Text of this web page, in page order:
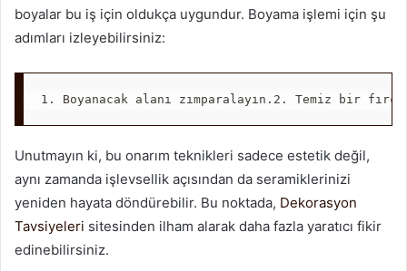
boyalar bu iş için oldukça uygundur. Boyama işlemi için şu
adımları izleyebilirsiniz:
1. Boyanacak alanı zımparalayın.2. Temiz bir
Unutmayın ki, bu onarım teknikleri sadece estetik değil,
aynı zamanda işlevsellik açısından da seramiklerinizi
yeniden hayata döndürebilir. Bu noktada, Dekorasyon
Tavsiyeleri sitesinden ilham alarak daha fazla yaratıcı fikir
edinebilirsiniz.